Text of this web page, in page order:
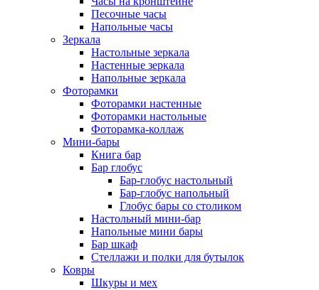
Песочные часы
Напольные часы
Зеркала
Настольные зеркала
Настенные зеркала
Напольные зеркала
Фоторамки
Фоторамки настенные
Фоторамки настольные
Фоторамка-коллаж
Мини-бары
Книга бар
Бар глобус
Бар-глобус настольный
Бар-глобус напольный
Глобус бары со столиком
Настольный мини-бар
Напольные мини бары
Бар шкаф
Стеллажи и полки для бутылок
Ковры
Шкуры и мех